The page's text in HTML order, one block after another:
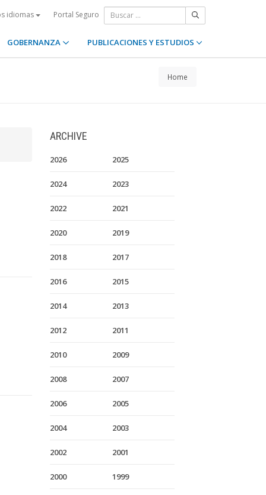
idiomas Portal Seguro
GOBERNANZA PUBLICACIONES Y ESTUDIOS
Home
ARCHIVE
2026 2025
2024 2023
2022 2021
2020 2019
2018 2017
2016 2015
2014 2013
2012 2011
2010 2009
2008 2007
2006 2005
2004 2003
2002 2001
2000 1999